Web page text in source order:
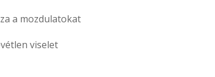
a mozdulatokat
viselet